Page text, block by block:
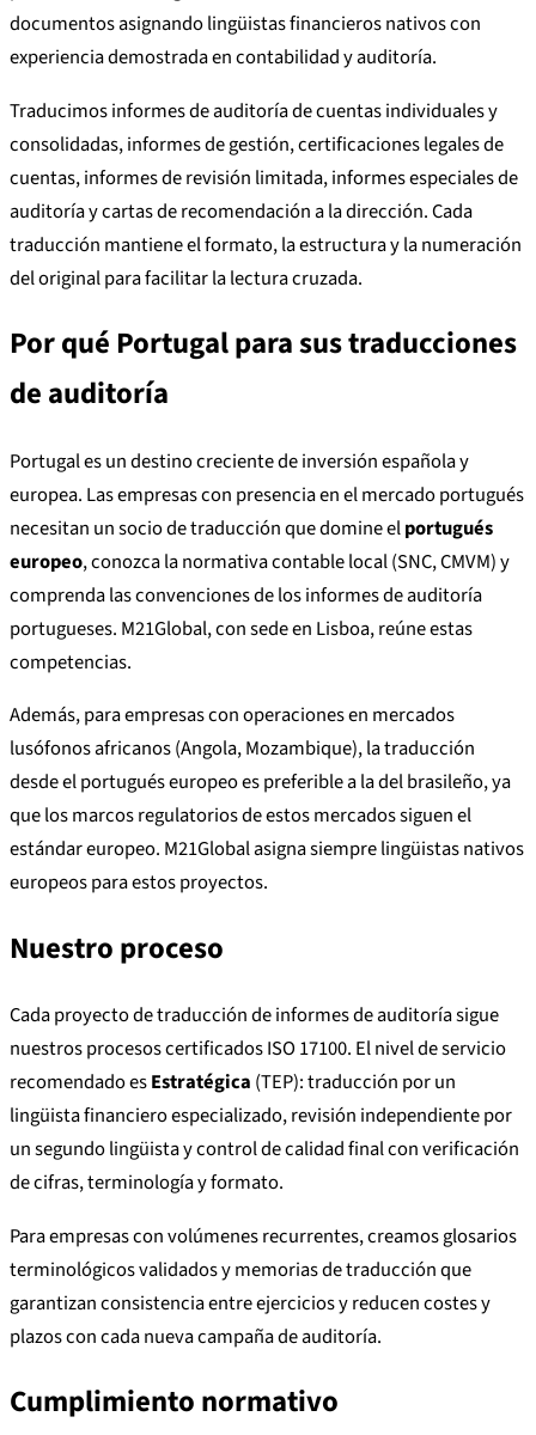
documentos asignando lingüistas financieros nativos con
experiencia demostrada en contabilidad y auditoría.
Traducimos informes de auditoría de cuentas individuales y
consolidadas, informes de gestión, certificaciones legales de
cuentas, informes de revisión limitada, informes especiales de
auditoría y cartas de recomendación a la dirección. Cada
traducción mantiene el formato, la estructura y la numeración
del original para facilitar la lectura cruzada.
Por qué Portugal para sus traducciones
de auditoría
Portugal es un destino creciente de inversión española y
europea. Las empresas con presencia en el mercado portugués
necesitan un socio de traducción que domine elportugués
europeo, conozca la normativa contable local (SNC, CMVM) y
comprenda las convenciones de los informes de auditoría
portugueses. M21Global, con sede en Lisboa, reúne estas
competencias.
Además, para empresas con operaciones en mercados
lusófonos africanos (Angola, Mozambique), la traducción
desde el portugués europeo es preferible a la del brasileño, ya
que los marcos regulatorios de estos mercados siguen el
estándar europeo. M21Global asigna siempre lingüistas nativos
europeos para estos proyectos.
Nuestro proceso
Cada proyecto de traducción de informes de auditoría sigue
nuestros procesos certificados ISO 17100. El nivel de servicio
recomendado esEstratégica (TEP): traducción por un
lingüista financiero especializado, revisión independiente por
un segundo lingüista y control de calidad final con verificación
de cifras, terminología y formato.
Para empresas con volúmenes recurrentes, creamos glosarios
terminológicos validados y memorias de traducción que
garantizan consistencia entre ejercicios y reducen costes y
plazos con cada nueva campaña de auditoría.
Cumplimiento normativo